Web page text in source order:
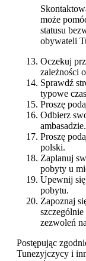
może
statusu
obywateli
Oczekuj
zależności
Sprawdź
typowe
Proszę
Odbierz
ambasadzie.
Proszę
polski.
Zaplanuj
pobyty u
Upewnij
pobytu.
Zapoznaj
zezwoleń
Postępując
Tunezyjczycy i